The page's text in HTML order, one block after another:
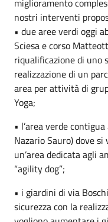
nostri interventi
• due aree verdi oggi
Sciesa e corso
riqualificazione di uno
realizzazione di un
area per attività di
Yoga;
• l’area verde
Nazario Sauro) dove
un’area dedicata agli
“agility dog”;
• i giardini di via
sicurezza con la